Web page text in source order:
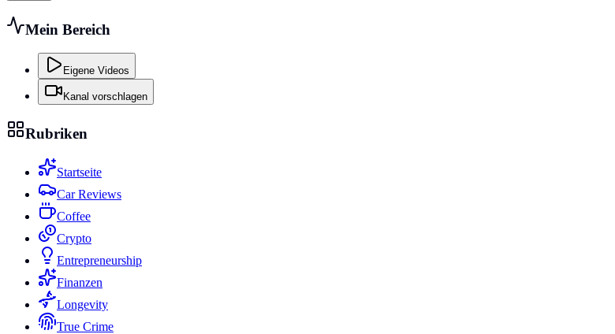
Mein Bereich
Eigene Videos
Kanal vorschlagen
Rubriken
Startseite
Car Reviews
Coffee
Crypto
Entrepreneurship
Finanzen
Longevity
True Crime